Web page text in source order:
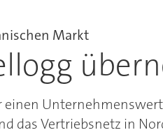
Markt
einen
das Vertriebsnetz in